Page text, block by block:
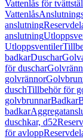
Vattenlås för
Vattenlås
anslutning
anslutning
Utloppsventiler
badkarDuschar
för duschar
golvrännor
duschTillbehör för
golvbrunnarBadkar
badkar
duschkar, d52
för avlopp